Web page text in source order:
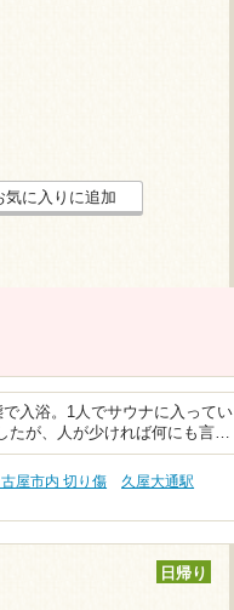
気に入りに追加
入浴。1人でサウナに入ってい
たが、人が少ければ何にも言…
屋市内 切り傷
久屋大通駅
日帰り